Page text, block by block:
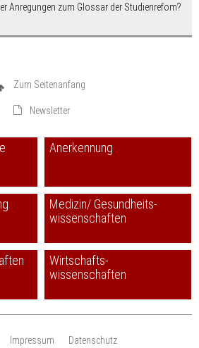
Anregungen zum Glossar der Studienrefom?
Zum Seitenanfang
Newsletter
Anerkennung
Medizin/ Gesundheits-
wissenschaften
Wirtschafts-
wissenschaften
Impressum Datenschutz